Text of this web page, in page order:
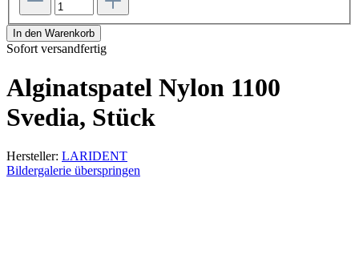
In den Warenkorb
Sofort versandfertig
Alginatspatel Nylon 1100
Svedia, Stück
Hersteller: LARIDENT
Bildergalerie überspringen